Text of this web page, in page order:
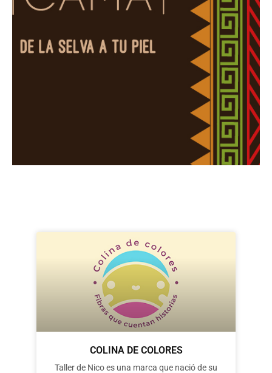
COLINA DE COLORES
Taller de Nico es una marca que nació de su